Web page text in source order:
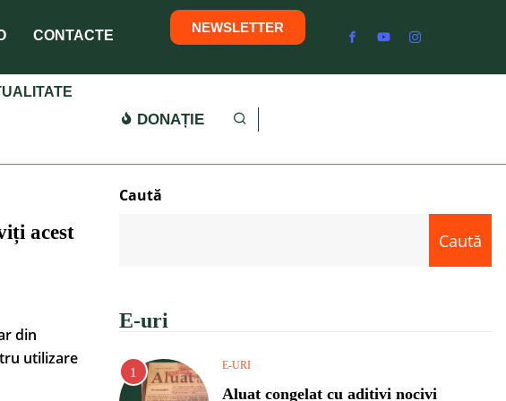
CONTACTE
NEWSLETTER
DONAȚIE
acest
din
utilizare
Caută
Caută
E-uri
E-URI
Aluat congelat cu aditivi nocivi